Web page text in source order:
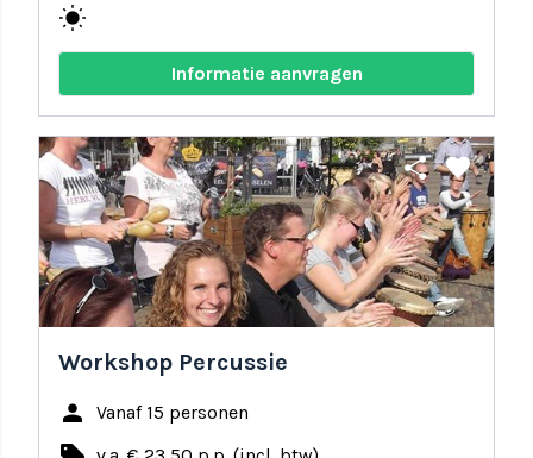
wb_sunny
Informatie aanvragen
share favorite
Workshop Percussie
person Vanaf 15 personen